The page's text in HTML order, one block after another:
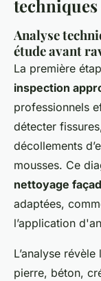
Analyse
étude avant
La première
inspection
professionnels
détecter
décollements
mousses. Ce
nettoyage
adaptées,
l’application
L’analyse
pierre, béton,